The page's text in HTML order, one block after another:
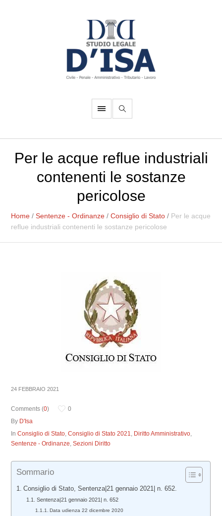
Per le acque reflue industriali
contenenti le sostanze
pericolose
Home /Sentenze - Ordinanze /Consiglio di Stato / Per le acque
reflue industriali contenenti le sostanze pericolose
24 FEBBRAIO 2021
Comments (0)
0
By D'Isa
InConsiglio di Stato,Consiglio di Stato 2021, Diritto Amministrativo,
Sentenze - Ordinanze,Sezioni Diritto
Sommario
Consiglio di Stato, Sentenza|21 gennaio 2021| n. 652.
Sentenza|21 gennaio 2021| n. 652
Data udienza 22 dicembre 2020